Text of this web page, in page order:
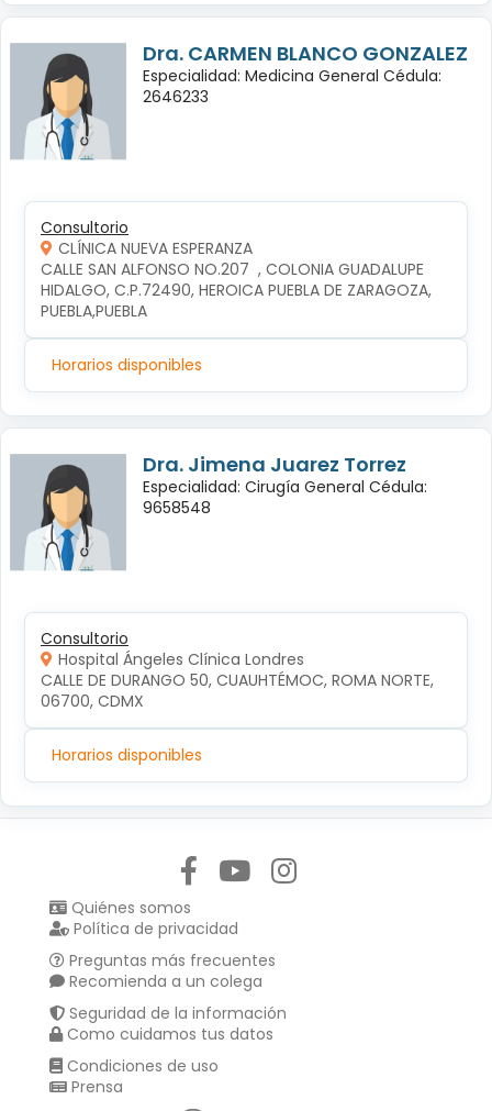
Dra. CARMEN BLANCO GONZALEZ
Especialidad: Medicina General Cédula:
2646233
Consultorio
CLÍNICA NUEVA ESPERANZA
CALLE SAN ALFONSO NO.207  , COLONIA GUADALUPE
HIDALGO, C.P.72490, HEROICA PUEBLA DE ZARAGOZA,
PUEBLA,PUEBLA
Horarios disponibles
Dra. Jimena Juarez Torrez
Especialidad: Cirugía General Cédula:
9658548
Consultorio
Hospital Ángeles Clínica Londres
CALLE DE DURANGO 50, CUAUHTÉMOC, ROMA NORTE,
06700, CDMX
Horarios disponibles
Quiénes somos
Política de privacidad
Preguntas más frecuentes
Recomienda a un colega
Seguridad de la información
Como cuidamos tus datos
Condiciones de uso
Prensa